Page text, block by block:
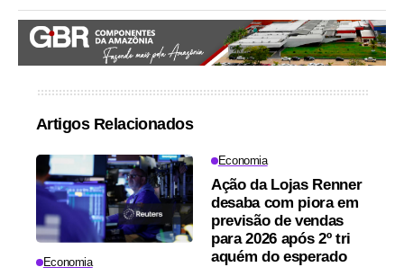
Artigos Relacionados
Economia
Economia
Ação da Lojas Renner
desaba com piora em
previsão de vendas
para 2026 após 2º tri
aquém do esperado